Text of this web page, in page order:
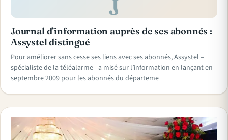
J
Journal d’information auprès de ses abonnés :
Assystel distingué
Pour améliorer sans cesse ses liens avec ses abonnés, Assystel –
spécialiste de la téléalarme - a misé sur l’information en lançant en
septembre 2009 pour les abonnés du départeme